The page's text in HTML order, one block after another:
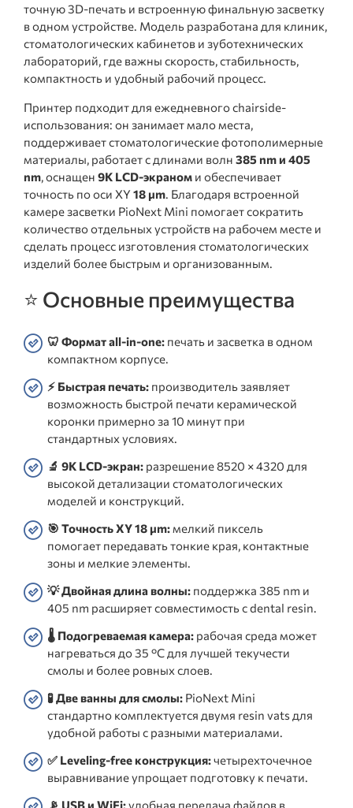
точную 3D-печать и встроенную финальную засветку
в одном устройстве. Модель разработана для клиник,
стоматологических кабинетов и зуботехнических
лабораторий, где важны скорость, стабильность,
компактность и удобный рабочий процесс.
Принтер подходит для ежедневного chairside-
использования: он занимает мало места,
поддерживает стоматологические фотополимерные
материалы, работает с длинами волн 385 nm и 405
nm, оснащен 9K LCD-экраном и обеспечивает
точность по оси XY18 μm. Благодаря встроенной
камере засветки PioNext Mini помогает сократить
количество отдельных устройств на рабочем месте и
сделать процесс изготовления стоматологических
изделий более быстрым и организованным.
⭐ Основные преимущества
🦷 Формат all-in-one: печать и засветка в одном
компактном корпусе.
⚡ Быстрая печать: производитель заявляет
возможность быстрой печати керамической
коронки примерно за 10 минут при
стандартных условиях.
🔬 9K LCD-экран: разрешение 8520 × 4320 для
высокой детализации стоматологических
моделей и конструкций.
🎯 Точность XY 18 μm:мелкий пиксель
помогает передавать тонкие края, контактные
зоны и мелкие элементы.
💡 Двойная длина волны: поддержка 385 nm и
405 nm расширяет совместимость с dental resin.
🌡️ Подогреваемая камера: рабочая среда может
нагреваться до 35 °C для лучшей текучести
смолы и более ровных слоев.
🧪 Две ванны для смолы: PioNext Mini
стандартно комплектуется двумя resin vats для
удобной работы с разными материалами.
✅ Leveling-free конструкция:четырехточечное
выравнивание упрощает подготовку к печати.
📡 USB и WiFi:удобная передача файлов в